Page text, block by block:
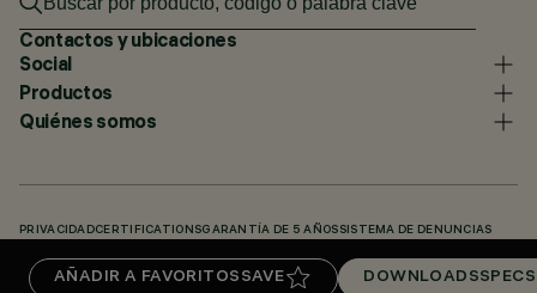
AÑADIR A FAVORITOS SAVE DOWNLOADSSPECS
Contactos y ubicaciones
Social
Productos
Quiénes somos
PRIVACIDADCERTIFICATIONSGARANTÍA DE 5 AÑOS SISTEMA DE DENUNCIAS
KNOWLEDGE BASE (LOGIN REQUIRED)DOWNLOADS